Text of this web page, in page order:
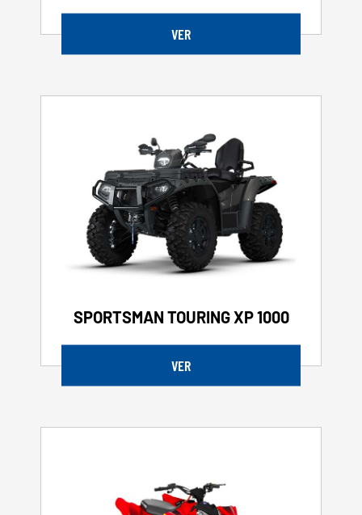
VER
SPORTSMAN TOURING XP 1000
VER